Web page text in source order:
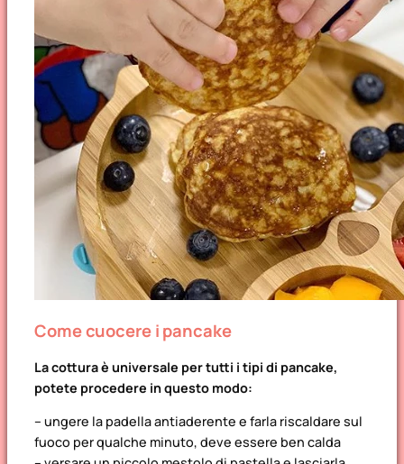
Come cuocere i pancake
La cottura è universale per tutti i tipi di pancake,
potete procedere in questo modo:
– ungere la padella antiaderente e farla riscaldare sul
fuoco per qualche minuto, deve essere ben calda